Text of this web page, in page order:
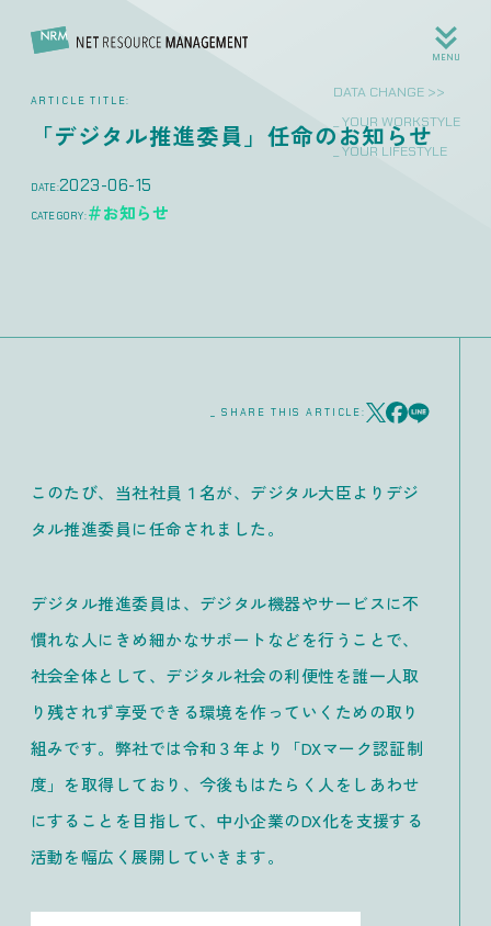
MENU
ARTICLE TITLE:
「デジタル推進委員」任命のお知らせ
DATE:2023-06-15
CATEGORY:＃お知らせ
DATA CHANGE >>
_ YOUR WORKSTYLE
_ YOUR LIFESTYLE
_ SHARE THIS ARTICLE:
このたび、当社社員１名が、デジタル大臣よりデジ
タル推進委員に任命されました。
デジタル推進委員は、デジタル機器やサービスに不
慣れな人にきめ細かなサポートなどを行うことで、
社会全体として、デジタル社会の利便性を誰一人取
り残されず享受できる環境を作っていくための取り
組みです。弊社では令和３年より「DXマーク認証制
度」を取得しており、今後もはたらく人をしあわせ
にすることを目指して、中小企業のDX化を支援する
活動を幅広く展開していきます。